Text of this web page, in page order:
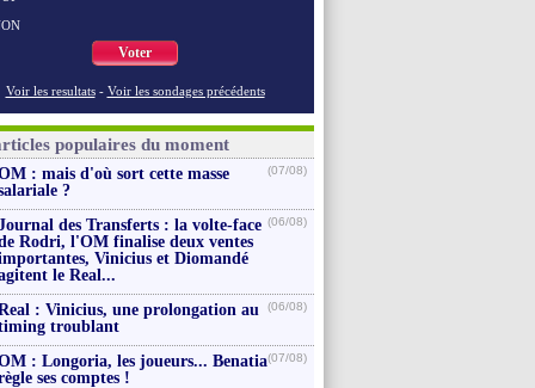
Voter
Voir les resultats - Voir les sondages précédents
populaires du moment
: mais d'où sort cette masse
?
(07/08)
des Transferts : la volte-face
Rodri, l'OM finalise deux ventes
Vinicius et Diomandé
le Real...
(06/08)
: Vinicius, une prolongation au
troublant
(06/08)
: Longoria, les joueurs... Benatia
ses comptes !
(07/08)